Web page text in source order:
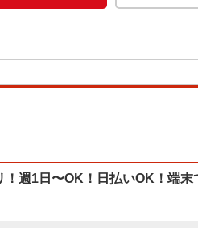
週1日〜OK！日払いOK！端末